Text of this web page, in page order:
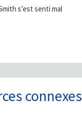
s’est senti mal
connexes